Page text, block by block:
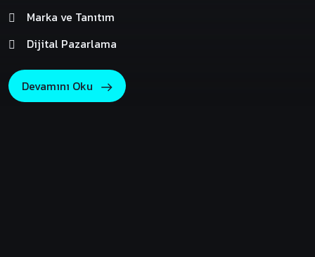
Marka ve Tanıtım
Dijital Pazarlama
Devamını Oku